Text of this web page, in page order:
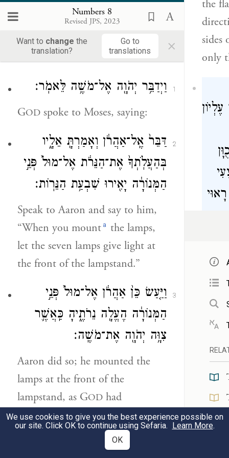
Numbers 8
Revised JPS, 2023
Want to change the
translation?
Go to
translations
×
8
Beha'alotcha
1 וַיְדַבֵּ֥ר יְהֹוָ֖ה אֶל־מֹשֶׁ֥ה לֵּאמֹֽר׃
GOD spoke to Moses, saying:
2
דַּבֵּר֙ אֶֽל־אַהֲרֹ֔ן וְאָמַרְתָּ֖ אֵלָ֑יו
בְּהַעֲלֹֽתְךָ֙ אֶת־הַנֵּרֹ֔ת אֶל־מוּל֙ פְּנֵ֣י
הַמְּנוֹרָ֔ה יָאִ֖ירוּ שִׁבְעַ֥ת הַנֵּרֽוֹת׃
Speak to Aaron and say to him,
“When you mount a the lamps,
let the seven lamps give light at
the front of the lampstand.”
3
וַיַּ֤עַשׂ כֵּן֙ אַהֲרֹ֔ן אֶל־מוּל֙ פְּנֵ֣י
הַמְּנוֹרָ֔ה הֶעֱלָ֖ה נֵרֹתֶ֑יהָ כַּֽאֲשֶׁ֛ר
צִוָּ֥ה יְהֹוָ֖ה אֶת־מֹשֶֽׁה׃
Aaron did so; he mounted the
lamps at the front of the
lampstand, as GOD had
commanded Moses.—
וְזֶ֨ה מַעֲשֵׂ֤ה הַמְּנֹרָה֙ מִקְשָׁ֣ה זָהָ֔ב
the
sides
only
),
We use cookies to give you the best experience possible on
our site. Click OK to continue using Sefaria. Learn More.
OK